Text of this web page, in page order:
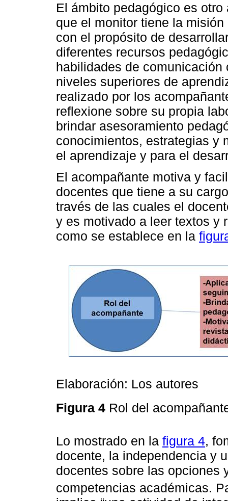
El ámbito pedagógico es
que el monitor tiene la
con el propósito de
diferentes recursos
habilidades de
niveles superiores de
realizado por los
reflexione sobre su propia
brindar asesoramiento
conocimientos, estrategias y
el aprendizaje y para el
El acompañante motiva y
docentes que tiene a su
través de las cuales el
y es motivado a leer textos y
como se establece en la
Elaboración: Los autores
Figura 4 Rol del
Lo mostrado en la figura 4,
docente, la independencia y
docentes sobre las opciones
competencias académicas.